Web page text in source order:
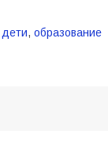
дети, образование